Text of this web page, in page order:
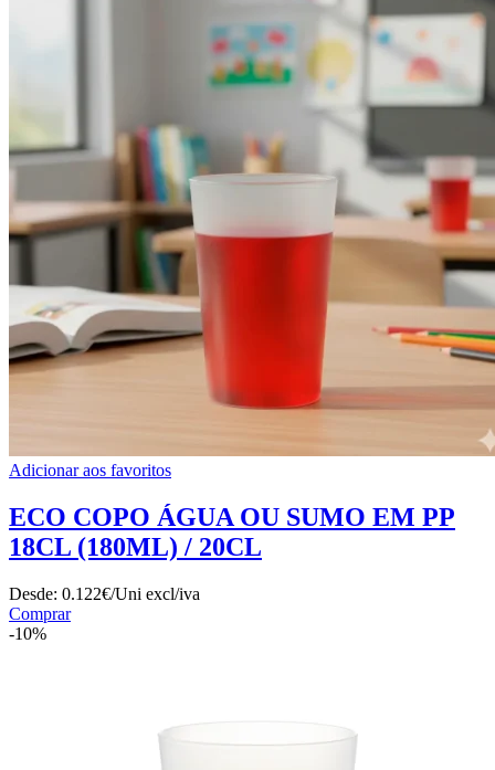
Adicionar aos favoritos
ECO COPO ÁGUA OU SUMO EM PP
18CL (180ML) / 20CL
Desde: 0.122€/Uni excl/iva
Comprar
-10%